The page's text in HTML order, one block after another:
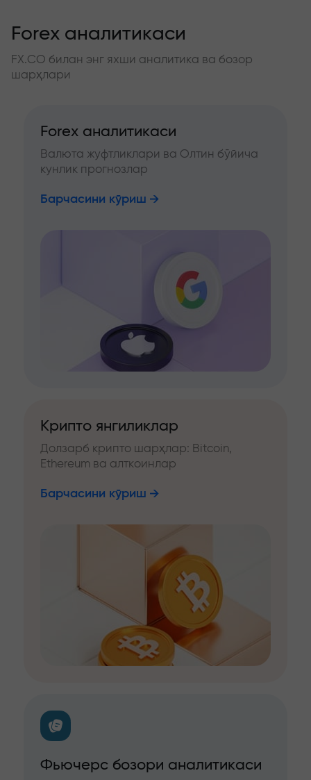
Forex аналитикаси
FX.CO билан энг яхши аналитика ва бозор
шарҳлари
Forex аналитикаси
Валюта жуфтликлари ва Олтин бўйича
кунлик прогнозлар
Барчасини кўриш
Крипто янгиликлар
Долзарб крипто шарҳлар: Bitcoin,
Ethereum ва алткоинлар
Барчасини кўриш
Фьючерс бозори аналитикаси